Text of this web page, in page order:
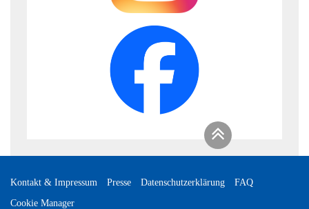
Kontakt & Impressum Presse Datenschutzerklärung
FAQ
Cookie Manager